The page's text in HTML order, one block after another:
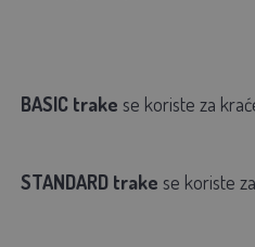
BASIC trake se koriste za
STANDARD trake se koriste